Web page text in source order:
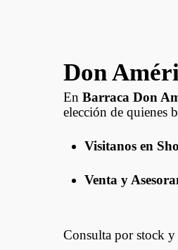
Don
En Barraca Don
elección de quienes
Visitanos en
Venta y
Consulta por stock y